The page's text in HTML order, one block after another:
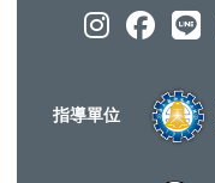
指導單位